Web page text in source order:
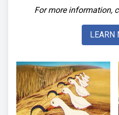
For more information,
LEARN